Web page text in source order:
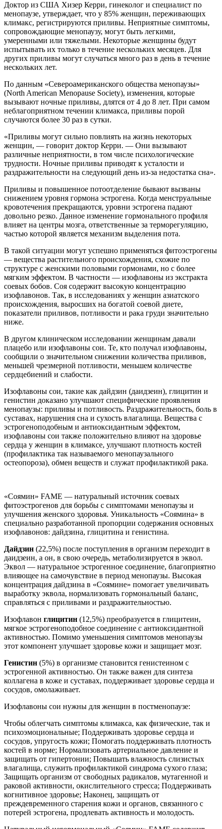
Доктор из США Хизер Керри, гинеколог и специалист по
менопаузе, утверждает, что у 85% женщин, переживающих
климакс, регистрируются приливы. Неприятные симптомы,
сопровождающие менопаузу, могут быть легкими,
умеренными или тяжелыми. Некоторые женщины будут
испытывать их только в течение нескольких месяцев. Для
других приливы могут случаться много раз в день в течение
нескольких лет.
По данным «Североамериканского общества менопаузы»
(North American Menopause Society), изменения, которые
вызывают ночные приливы, длятся от 4 до 8 лет. При самом
неблагоприятном течении климакса, приливы порой
случаются более 30 раз в сутки.
«Приливы могут сильно повлиять на жизнь некоторых
женщин, — говорит доктор Керри. — Они вызывают
различные неприятности, в том числе психологические
трудности. Ночные приливы приводят к усталости и
раздражительности на следующий день из-за недостатка сна».
Приливы и повышенное потоотделение бывают вызваны
снижением уровня гормона эстрогена. Когда менструальные
кровотечения прекращаются, уровни эстрогена падают
довольно резко. Данное изменение гормонального профиля
влияет на центры мозга, ответственные за терморегуляцию,
частью которой является механизм выделения пота.
В такой ситуации могут успешно применяться фитоэстрогены
— вещества растительного происхождения, схожие по
структуре с женскими половыми гормонами, но с более
мягким эффектом. В частности — изофлавоны из экстракта
соевых бобов. Соя содержит высокую концентрацию
изофлавонов. Так, в исследованиях у женщин азиатского
происхождения, выросших на богатой соевой диете,
показатели приливов, потливости и рака груди значительно
ниже.
В другом клиническом исследовании женщинам давали
плацебо или изофлавоны сои. Те, кто получал изофлавоны,
сообщили о значительном снижении количества приливов,
меньшей чрезмерной потливости, меньшем количестве
сердцебиений и слабости.
Изофлавоны сои, такие как дайдзин (даидзеин), глицитин и
генистин доказано улучшают специфические проявления
менопаузы: приливы и потливость. Раздражительность, боль в
суставах, нарушения сна и сухость влагалища. Вещества с
эстрогеноподобным и антиоксидантным эффектом,
изофлавоны сои также положительно влияют на здоровье
сердца у женщин в климаксе, улучшают плотность костей
(профилактика так называемого менопаузального
остеопороза), обмен веществ и служат профилактикой рака.
«Соямин» FAME — натуральный источник соевых
фитоэстрогенов для борьбы с симптомами менопаузы и
улучшения женского здоровья. Уникальность «Соямина» в
специально разработанной пропорции содержания основных
изофлавонов: дайдзина, глицитина и генистина.
Дайдзин (22,5%) после поступления в организм переходит в
даидзеин, а он, в свою очередь, метаболизируется в эквол.
Эквол — натуральное эстрогенное соединение, благоприятно
влияющее на самочувствие в период менопаузы. Высокая
концентрация дайдзина в «Соямине» помогает увеличивать
выработку эквола, нормализовать гормональный баланс,
справляться с приливами и раздражительностью.
Изофлавон глицитин (12,5%) преобразуется в глицитеин,
мягкое эстрогеноподобное соединение с антиоксидантной
активностью. Помимо уменьшения симптомов менопаузы
этот компонент улучшает здоровье кожи и защищает мозг.
Генистин (5%) в организме становится генистеином с
эстрогенной активностью. Он также важен для синтеза
коллагена в коже и суставах, поддерживает здоровье сердца и
сосудов, омолаживает.
Изофлавоны сои нужны для женщин в постменопаузе:
Чтобы облегчать симптомы климакса, как физические, так и
психоэмоциональные; Поддерживать здоровье сердца и
сосудов, упругость кожи; Помогать поддерживать плотность
костей в норме; Нормализовать артериальное давление и
защищать от гипертонии; Повышать влажность слизистых
влагалища, служить профилактикой синдрома сухого глаза;
Защищать организм от свободных радикалов, мутагенной и
раковой активности, окислительного стресса; Поддерживать
когнитивное здоровье; Наконец, защищать от
преждевременного старения кожи и органов, связанного с
потерей эстрогена, продлевать активность и молодость.